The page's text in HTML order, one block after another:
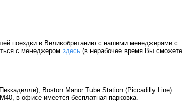
поездки в Великобританию с нашими менеджерами с
с менеджером здесь (в нерабочее время Вы сможете
Boston Manor Tube Station (Piccadilly Line).
в офисе имеется бесплатная парковка.